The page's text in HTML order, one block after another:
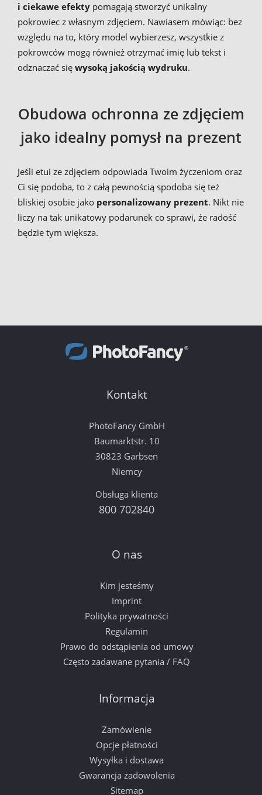
i ciekawe efekty pomagają stworzyć unikalny
pokrowiec z własnym zdjęciem. Nawiasem mówiąc: bez
względu na to, który model wybierzesz, wszystkie z
pokrowców mogą również otrzymać imię lub tekst i
odznaczać się wysoką jakością wydruku.
Obudowa ochronna ze zdjęciem
jako idealny pomysł na prezent
Jeśli etui ze zdjęciem odpowiada Twoim życzeniom oraz
Ci się podoba, to z całą pewnością spodoba się też
bliskiej osobie jako personalizowany prezent. Nikt nie
liczy na tak unikatowy podarunek co sprawi, że radość
będzie tym większa.
Kontakt
PhotoFancy GmbH
Baumarktstr. 10
30823 Garbsen
Niemcy
Obsługa klienta
800 702840
O nas
Kim jesteśmy
Imprint
Polityka prywatności
Regulamin
Prawo do odstąpienia od umowy
Często zadawane pytania / FAQ
Informacja
Zamówienie
Opcje płatności
Wysyłka i dostawa
Gwarancja zadowolenia
Sitemap